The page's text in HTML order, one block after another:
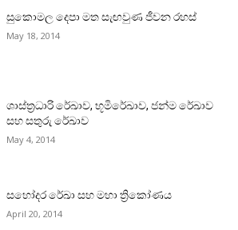
සුකොමල දෙපා මත සැඟවුණ ජීවන රහස්‌
May 18, 2014
ශාස්‌ත්‍රධාරි රේඛාව, භූමිරේඛාව, ජන්ම රේඛාව
සහ සතුරු රේඛාව
May 4, 2014
සහෝදර රේඛා සහ මහා ත්‍රිකෝණය
April 20, 2014